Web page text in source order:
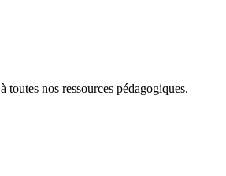
à toutes nos ressources pédagogiques.